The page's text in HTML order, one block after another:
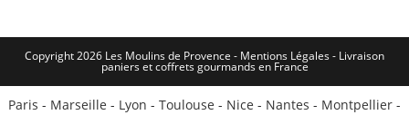
Copyright 2026 Les Moulins de Provence - Mentions Légales - Livraison
paniers et coffrets gourmands en France
Paris - Marseille - Lyon - Toulouse - Nice - Nantes - Montpellier -